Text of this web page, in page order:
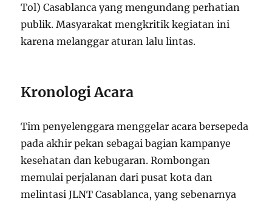
Tol) Casablanca yang mengundang perhatian
publik. Masyarakat mengkritik kegiatan ini
karena melanggar aturan lalu lintas.
Kronologi Acara
Tim penyelenggara menggelar acara bersepeda
pada akhir pekan sebagai bagian kampanye
kesehatan dan kebugaran. Rombongan
memulai perjalanan dari pusat kota dan
melintasi JLNT Casablanca, yang sebenarnya